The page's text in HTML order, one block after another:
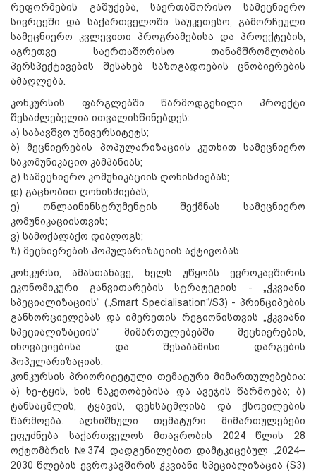
რეფორმების გაშუქება, საერთაშორისო სამეცნიერო
სივრცეში და საქართველოში საუკეთესო, გამორჩეული
სამეცნიერო კვლევითი პროგრამებისა და პროექტების,
აგრეთვე საერთაშორისო თანამშრომლობის
პერსპექტივების შესახებ საზოგადოების ცნობიერების
ამაღლება.
კონკურსის ფარგლებში წარმოდგენილი პროექტი
შესაძლებელია ითვალისწინებდეს:
ა) საბავშვო უნივერსიტეტს;
ბ) მეცნიერების პოპულარიზაციის კუთხით სამეცნიერო
საკომუნიკაციო კამპანიას;
გ) სამეცნიერო კომუნიკაციის ღონისძიებას;
დ) გაცნობით ღონისძიებას;
ე) ონლაინინსტრუმენტის შექმნას სამეცნიერო
კომუნიკაციისთვის;
ვ) სამოქალაქო დიალოგს;
ზ) მეცნიერების პოპულარიზაციის აქტივობას
კონკურსი, ამასთანავე, ხელს უწყობს ევროკავშირის
ეკონომიკური განვითარების სტრატეგიის - „ჭკვიანი
სპეციალიზაციის“ („Smart Specialisation“/S3) - პრინციპების
განხორციელებას და იმერეთის რეგიონისთვის „ჭკვიანი
სპეციალიზაციის“ მიმართულებებში მეცნიერების,
ინოვაციებისა და შესაბამისი დარგების
პოპულარიზაციას.
კონკურსის პრიორიტეტული თემატური მიმართულებებია:
ა) ხე-ტყის, ხის ნაკეთობებისა და ავეჯის წარმოება; ბ)
ტანსაცმლის, ტყავის, ფეხსაცმლისა და ქსოვილების
წარმოება. აღნიშნული თემატური მიმართულებები
ეფუძნება საქართველოს მთავრობის 2024 წლის 28
ოქტომბრის №374 დადგენილებით დამტკიცებულ „2024–
2030 წლების ევროკავშირის ჭკვიანი სპეციალიზაცია (S3)